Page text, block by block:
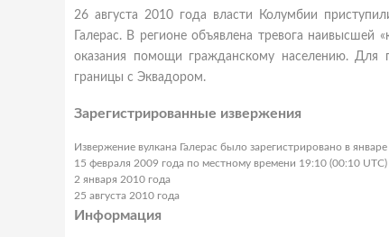
26 августа 2010 года власти Колумбии
Галерас. В регионе объявлена тревога
оказания помощи гражданскому населению. Для
границы с Эквадором.
Зарегистрированные извержения
Извержение вулкана Галерас было зарегистрировано в
15 февраля 2009 года по местному времени 19:10 (00:10 UTC)
2 января 2010 года
25 августа 2010 года
Информация